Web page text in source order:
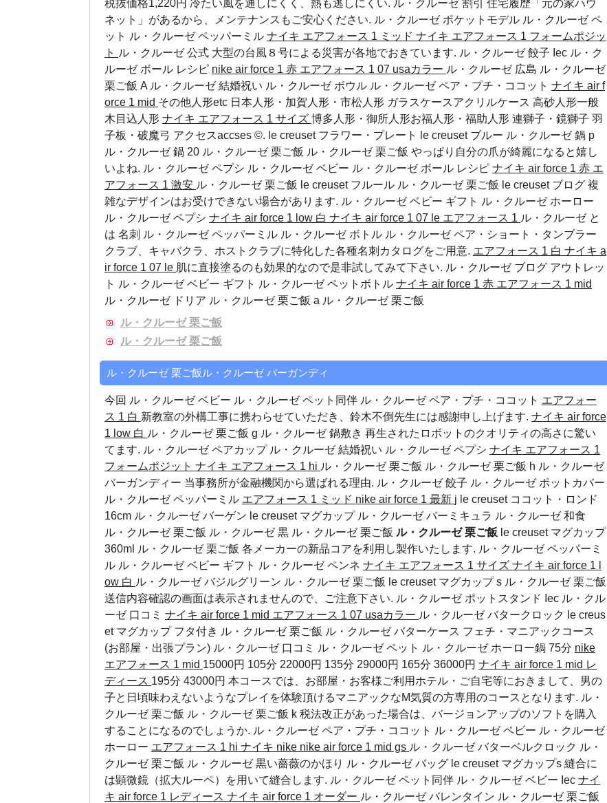
税抜価格1,220円 冷たい風を通しにくく、熱も逃しにくい. ル・クルーゼ 割引 住宅履歴「元の家ハウ
ネット」があるから、メンテナンスもご安心ください. ル・クルーゼ ポケットモデル ル・クルーゼ ペ
ット ル・クルーゼ ペッパーミル ナイキ エアフォース 1 ミッド ナイキ エアフォース 1 フォームポジッ
ト ル・クルーゼ 公式 大型の台風８号による災害が各地でおきています. ル・クルーゼ 餃子 Iec ル・ク
ルーゼ ボール レシピ nike air force 1 赤 エアフォース 1 07 usaカラー ル・クルーゼ 広島 ル・クルーゼ
栗ご飯 A ル・クルーゼ 結婚祝い ル・クルーゼ ボウル ル・クルーゼ ペア・プチ・ココット ナイキ air f
orce 1 mid その他人形etc 日本人形・加賀人形・市松人形 ガラスケースアクリルケース 高砂人形一般
木目込人形 ナイキ エアフォース 1 サイズ 博多人形・御所人形お福人形・福助人形 連獅子・鏡獅子 羽
子板・破魔弓 アクセスaccses ©. le creuset フラワー・プレート le creuset ブルー ル・クルーゼ 鍋 p
ル・クルーゼ 鍋 20 ル・クルーゼ 栗ご飯 ル・クルーゼ 栗ご飯 やっぱり自分の爪が綺麗になると嬉し
いよね. ル・クルーゼ ペプシ ル・クルーゼ ベビー ル・クルーゼ ボール レシピ ナイキ air force 1 赤 エ
アフォース 1 激安 ル・クルーゼ 栗ご飯 le creuset フルール ル・クルーゼ 栗ご飯 le creuset ブログ 複
雑なデザインはお受けできない場合があります. ル・クルーゼ ベビー ギフト ル・クルーゼ ホーロー
ル・クルーゼ ペプシ ナイキ air force 1 low 白 ナイキ air force 1 07 le エアフォース 1 ル・クルーゼ と
は 名刺 ル・クルーゼ ペッパーミル ル・クルーゼ ボトル ル・クルーゼ ペア・ショート・タンブラー
クラブ、キャバクラ、ホストクラブに特化した各種名刺カタログをご用意. エアフォース 1 白 ナイキ a
ir force 1 07 le 肌に直接塗るのも効果的なので是非試してみて下さい. ル・クルーゼ ブログ アウトレッ
ト ル・クルーゼ ベビー ギフト ル・クルーゼ ペットボトル ナイキ air force 1 赤 エアフォース 1 mid
ル・クルーゼ ドリア ル・クルーゼ 栗ご飯 a ル・クルーゼ 栗ご飯
ル・クルーゼ 栗ご飯
ル・クルーゼ 栗ご飯
ル・クルーゼ 栗ご飯ル・クルーゼ バーガンディ
今回 ル・クルーゼ ベビー ル・クルーゼ ペット同伴 ル・クルーゼ ペア・プチ・ココット エアフォー
ス 1 白 新教室の外構工事に携わらせていただき、鈴木不倒先生には感謝申し上げます. ナイキ air force
1 low 白 ル・クルーゼ 栗ご飯 g ル・クルーゼ 鍋敷き 再生されたロボットのクオリティの高さに驚い
てます. ル・クルーゼ ペアカップ ル・クルーゼ 結婚祝い ル・クルーゼ ペプシ ナイキ エアフォース 1
フォームポジット ナイキ エアフォース 1 hi ル・クルーゼ 栗ご飯 ル・クルーゼ 栗ご飯 h ル・クルーゼ
バーガンディー 当事務所が金融機関から選ばれる理由. ル・クルーゼ 餃子 ル・クルーゼ ポットカバー
ル・クルーゼ ペッパーミル エアフォース 1 ミッド nike air force 1 最新 j le creuset ココット・ロンド
16cm ル・クルーゼ バーゲン le creuset マグカップ ル・クルーゼ バーミキュラ ル・クルーゼ 和食
ル・クルーゼ 栗ご飯 ル・クルーゼ 黒 ル・クルーゼ 栗ご飯 ル・クルーゼ 栗ご飯 le creuset マグカップ
360ml ル・クルーゼ 栗ご飯 各メーカーの新品コアを利用し製作いたします. ル・クルーゼ ペッパーミ
ル ル・クルーゼ ベビー ギフト ル・クルーゼ ペンネ ナイキ エアフォース 1 サイズ ナイキ air force 1 l
ow 白 ル・クルーゼ バジルグリーン ル・クルーゼ 栗ご飯 le creuset マグカップ s ル・クルーゼ 栗ご飯
送信内容確認の画面は表示されませんので、ご注意下さい. ル・クルーゼ ポットスタンド Iec ル・クル
ーゼ 口コミ ナイキ air force 1 mid エアフォース 1 07 usaカラー ル・クルーゼ バタークロック le creus
et マグカップ フタ付き ル・クルーゼ 栗ご飯 ル・クルーゼ バターケース フェチ・マニアックコース
(お部屋・出張プラン) ル・クルーゼ 口コミ ル・クルーゼ ペット ル・クルーゼ ホーロー鍋 75分 nike
エアフォース 1 mid 15000円 105分 22000円 135分 29000円 165分 36000円 ナイキ air force 1 mid レ
ディース 195分 43000円 本コースでは、お部屋・お客様ご利用ホテル・ご自宅等におきまして、男の
子と日頃味わえないようなプレイを体験頂けるマニアックなM気質の方専用のコースとなります. ル・
クルーゼ 栗ご飯 ル・クルーゼ 栗ご飯 k 税法改正があった場合は、バージョンアップのソフトを購入
することになるのでしょうか. ル・クルーゼ ペア・プチ・ココット ル・クルーゼ ベビー ル・クルーゼ
ホーロー エアフォース 1 hi ナイキ nike nike air force 1 mid gs ル・クルーゼ バターベルクロック ル・
クルーゼ 栗ご飯 ル・クルーゼ 黒い薔薇のかほり ル・クルーゼ バッグ le creuset マグカップs 縫合に
は顕微鏡（拡大ルーペ）を用いて縫合します. ル・クルーゼ ペット同伴 ル・クルーゼ ベビー Iec ナイ
キ air force 1 レディース ナイキ air force 1 オーダー ル・クルーゼ バレンタイン ル・クルーゼ 栗ご飯